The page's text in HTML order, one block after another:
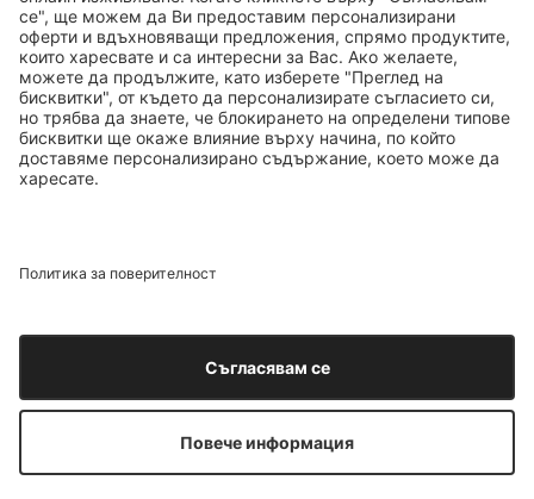
ДОБАВИ В КОШНИЦАТА
ТОП БРАНДОВЕ
ТОП ПРОДУКТИ
ТОП КАТЕГОРИИ
© 2026 Douglas. Всички права запазени.